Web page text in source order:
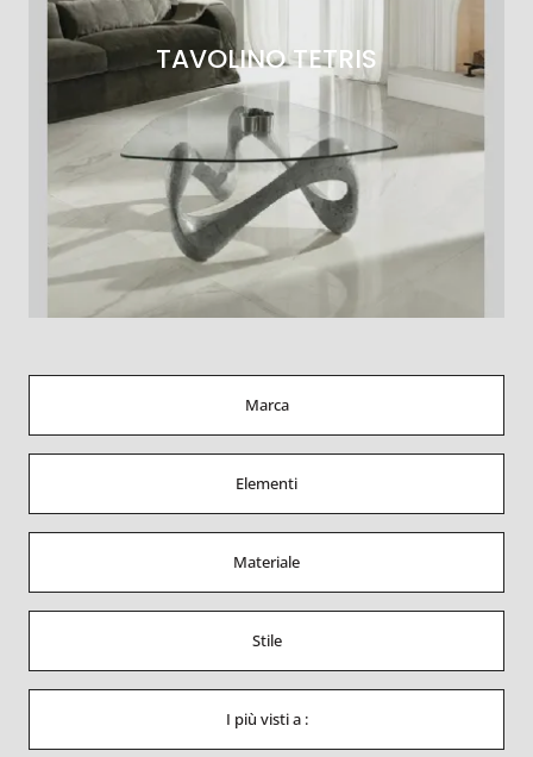
Marca
Elementi
Materiale
Stile
I più visti a :
TAVOLINO TETRIS